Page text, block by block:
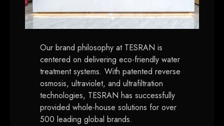
Our brand philosophy at TESRAN is
centered on delivering eco-friendly water
treatment systems. With patented reverse
osmosis, ultraviolet, and ultrafiltration
technologies, TESRAN has successfully
provided whole-house solutions for over
500 leading global brands.